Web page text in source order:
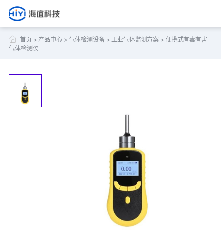
首页 > 产品中心> 气体检测设备> 工业气体监测方案> 便携式有毒有害
气体检测仪